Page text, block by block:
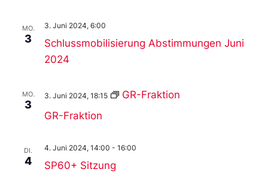
MO.
3
Schlussmobilisierung Abstimmungen Juni
2024
3. Juni 2024, 6:00
MO.
3
GR-Fraktion
3. Juni 2024, 18:15 GR-Fraktion
DI.
4 SP60+ Sitzung
4. Juni 2024, 14:00 - 16:00